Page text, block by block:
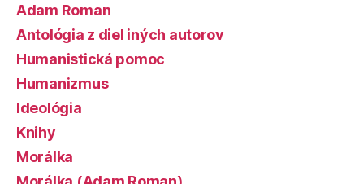
Adam Roman
Antológia z diel iných autorov
Humanistická pomoc
Humanizmus
Ideológia
Knihy
Morálka